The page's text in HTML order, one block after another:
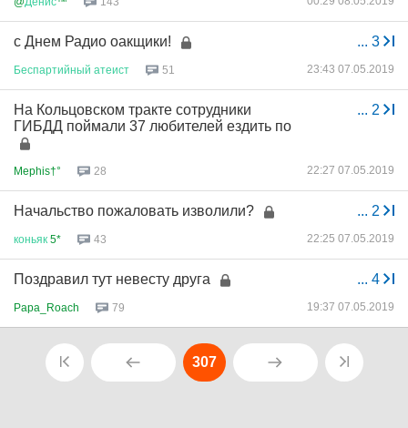
... 3
с Днем Радио оакщики!
Беспартийный атеист 51 23:43 07.05.2019
... 2
На Кольцовском тракте сотрудники
ГИБДД поймали 37 любителей ездить по
Mephis†° 28 22:27 07.05.2019
... 2
Начальство пожаловать изволили?
коньяк 5* 43 22:25 07.05.2019
... 4
Поздравил тут невесту друга
Papa_Roach 79 19:37 07.05.2019
307